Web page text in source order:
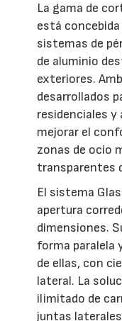
La gama de
está
sistemas de
de aluminio
exteriores.
desarrollados
residenciales
mejorar el
zonas de ocio
transparentes
El sistema
apertura
dimensiones.
forma paralela
de ellas, con
lateral. La
ilimitado de
juntas